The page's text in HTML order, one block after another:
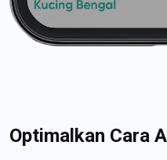
Optimalkan Cara